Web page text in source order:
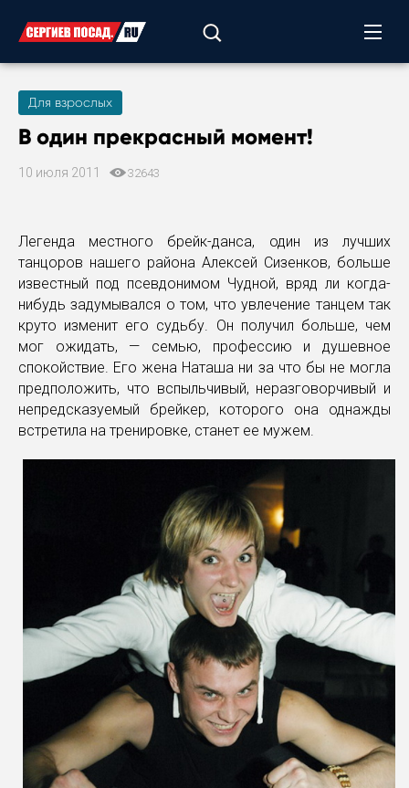
Для взрослых
В один прекрасный момент!
10 июля 2011 32643
Легенда местного брейк-данса, один из лучших
танцоров нашего района Алексей Сизенков, больше
известный под псевдонимом Чудной, вряд ли когда-
нибудь задумывался о том, что увлечение танцем так
круто изменит его судьбу. Он получил больше, чем
мог ожидать, — семью, профессию и душевное
спокойствие. Его жена Наташа ни за что бы не могла
предположить, что вспыльчивый, неразговорчивый и
непредсказуемый брейкер, которого она однажды
встретила на тренировке, станет ее мужем.